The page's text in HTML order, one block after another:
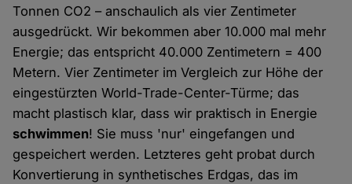
Tonnen CO2 – anschaulich als vier Zentimeter
ausgedrückt. Wir bekommen aber 10.000 mal mehr
Energie; das entspricht 40.000 Zentimetern = 400
Metern. Vier Zentimeter im Vergleich zur Höhe der
eingestürzten World-Trade-Center-Türme; das
macht plastisch klar, dass wir praktisch in Energie
schwimmen! Sie muss 'nur' eingefangen und
gespeichert werden. Letzteres geht probat durch
Konvertierung in synthetisches Erdgas, das im